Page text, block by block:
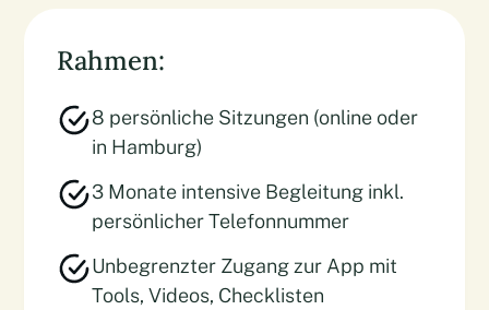
Rahmen:
8 persönliche Sitzungen (online oder
in Hamburg)
3 Monate intensive Begleitung inkl.
persönlicher Telefonnummer
Unbegrenzter Zugang zur App mit
Tools, Videos, Checklisten